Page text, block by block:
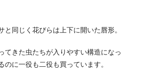
と同じく花びらは上下に開いた唇形。
てきた虫たちが入りやすい構造になっ
のに一役も二役も買っています。